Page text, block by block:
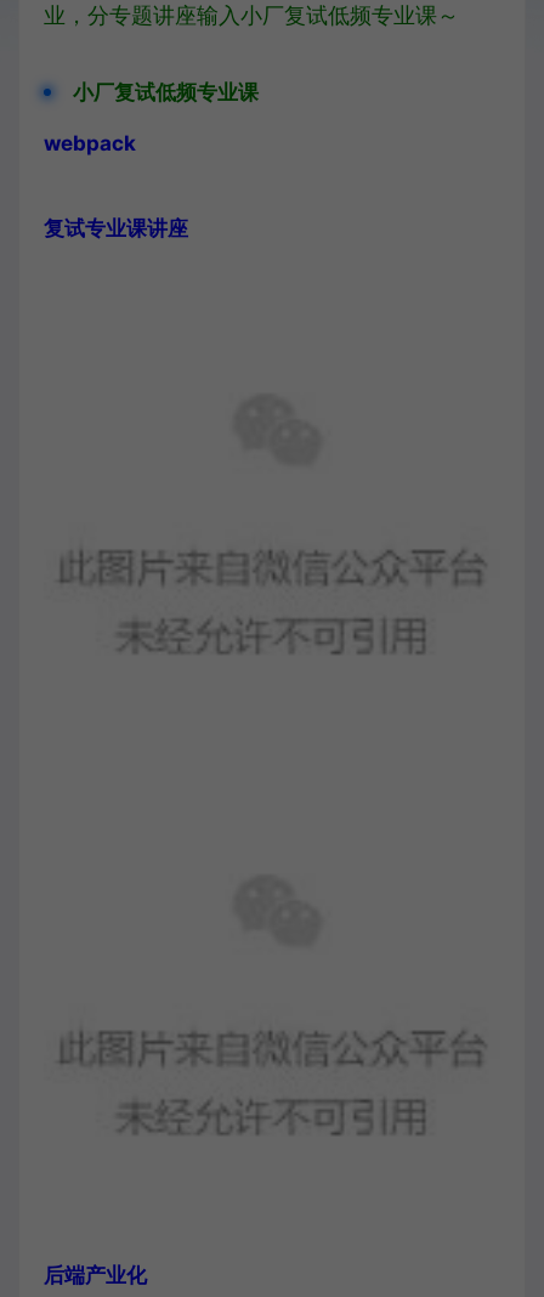
业，分专题讲座输入小厂复试低频专业课～
小厂复试低频专业课
webpack
复试专业课讲座
后端产业化